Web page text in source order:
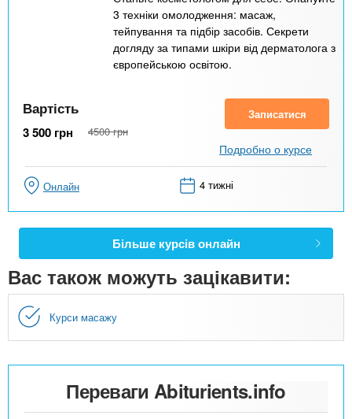
3 техніки омолодження: масаж,
тейпування та підбір засобів. Секрети
догляду за типами шкіри від дерматолога з
європейською освітою.
Вартість
3 500 грн 4500 грн
Записатися
Подробно о курсе
Онлайн 4 тижні
Більше курсів онлайн
Вас також можуть зацікавити:
Курси масажу
Переваги Abiturients.info